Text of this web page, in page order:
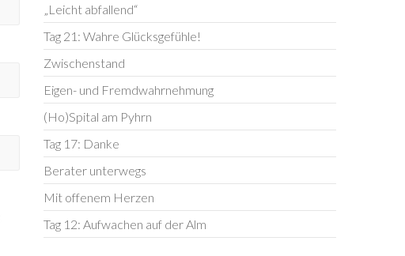
„Leicht abfallend“
Tag 21: Wahre Glücksgefühle!
Zwischenstand
Eigen- und Fremdwahrnehmung
(Ho)Spital am Pyhrn
Tag 17: Danke
Berater unterwegs
Mit offenem Herzen
Tag 12: Aufwachen auf der Alm